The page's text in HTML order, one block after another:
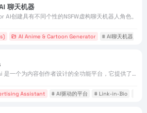
聊天机器
AI创建具有不同个性的NSFW虚构聊天机器人角色。
AI Anime & Cartoon Generator # AI聊天机器人
Beacons.ai 是一个为内容创作者设计的全功能平台，它提供了一站式的解决方案，帮助创作者建立和发展自己的业务。
Assistant # AI驱动的平台 # Link-in-Bio